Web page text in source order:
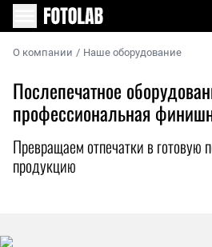
О компании / Наше оборудование
Послепечатное
профессиональная
Превращаем отпечатки в готовую
продукцию